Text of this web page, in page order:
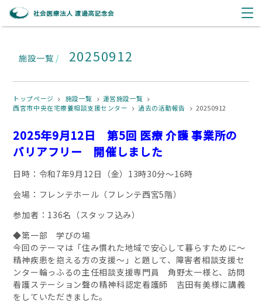
施設一覧 / 20250912
トップページ 施設一覧
運営施設一覧
西宮市中央在宅療養相談支援センター
過去の活動報告 20250912
2025年9月12日 第5回 医療 介護 事業所の
バリアフリー 開催しました
日時：令和7年9月12日（金）13時30分～16時
会場：フレンテホール（フレンテ西宮5階）
参加者： 136名（スタッフ込み）
◆第一部 学びの場
今回のテーマは「住み慣れた地域で安心して暮らすために～
精神疾患を抱える方の支援～」と題して、障害者相談支援セ
ンター輪っふるの主任相談支援専門員 角野太一様と、訪問
看護ステーション聲の精神科認定看護師 吉田有美様に講義
をしていただきました。